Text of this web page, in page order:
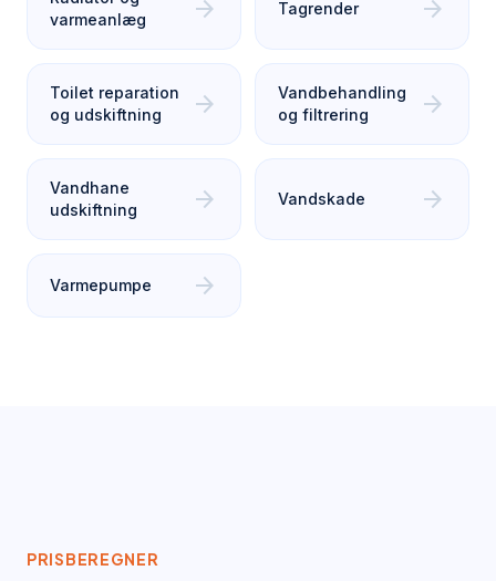
varmeanlæg
arrow_forward Tagrender arrow_forward
Toilet reparation
og udskiftning
arrow_forward
Vandbehandling
og filtrering
arrow_forward
Vandhane
udskiftning
arrow_forward Vandskade arrow_forward
Varmepumpe arrow_forward
PRISBEREGNER